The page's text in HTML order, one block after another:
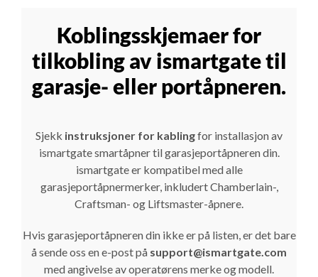
Koblingsskjemaer for
tilkobling av ismartgate til
garasje- eller portåpneren.
Sjekk instruksjoner for kablingfor installasjon av
ismartgate smartåpner til garasjeportåpneren din.
ismartgate er kompatibel med alle
garasjeportåpnermerker, inkludert Chamberlain-,
Craftsman- og Liftsmaster-åpnere.
Hvis garasjeportåpneren din ikke er på listen, er det bare
å sende oss en e-post på support@ismartgate.com
med angivelse av operatørens merke og modell.